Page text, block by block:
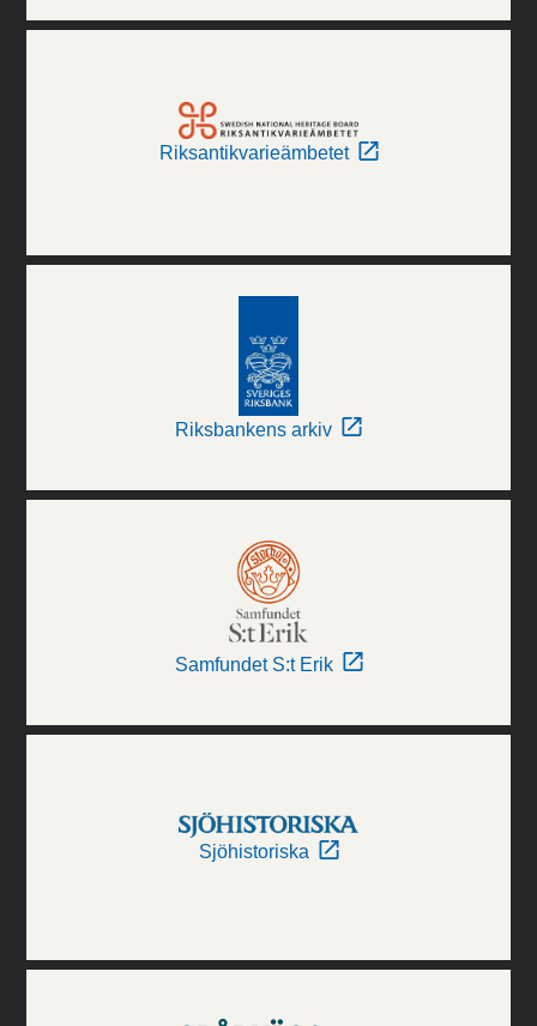
Riksantikvarieämbetet
Riksbankens arkiv
Samfundet S:t Erik
Sjöhistoriska